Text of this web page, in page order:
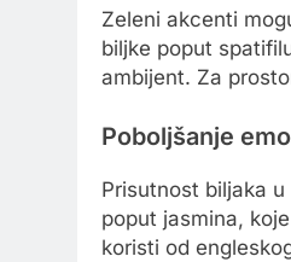
Zeleni akcenti
biljke poput
ambijent. Za
Poboljšanje
Prisutnost biljaka
poput jasmina,
koristi od